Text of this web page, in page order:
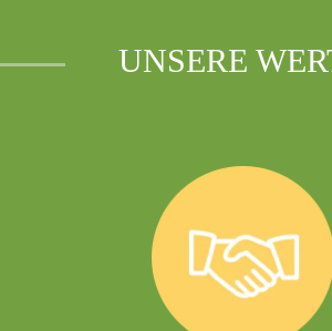
UNSERE